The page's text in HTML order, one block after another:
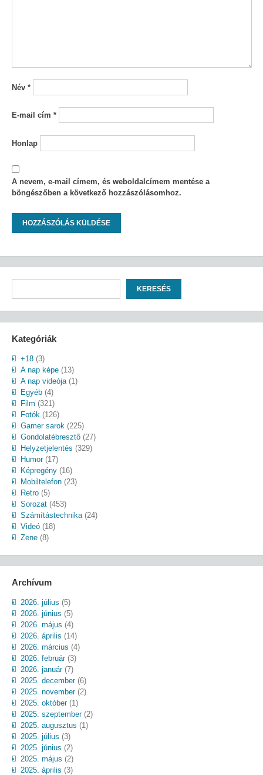
Név *
E-mail cím *
Honlap
A nevem, e-mail címem, és weboldalcímem mentése a
böngészőben a következő hozzászólásomhoz.
KERESÉS
Kategóriák
+18(3)
A nap képe(13)
A nap videója(1)
Egyéb(4)
Film (321)
Fotók (126)
Gamer sarok (225)
Gondolatébresztő(27)
Helyzetjelentés (329)
Humor(17)
Képregény(16)
Mobiltelefon(23)
Retro(5)
Sorozat(453)
Számítástechnika(24)
Videó(18)
Zene(8)
Archívum
2026. július (5)
2026. június (5)
2026. május (4)
2026. április (14)
2026. március (4)
2026. február(3)
2026. január(7)
2025. december(6)
2025. november(2)
2025. október(1)
2025. szeptember(2)
2025. augusztus (1)
2025. július (3)
2025. június (2)
2025. május (2)
2025. április (3)